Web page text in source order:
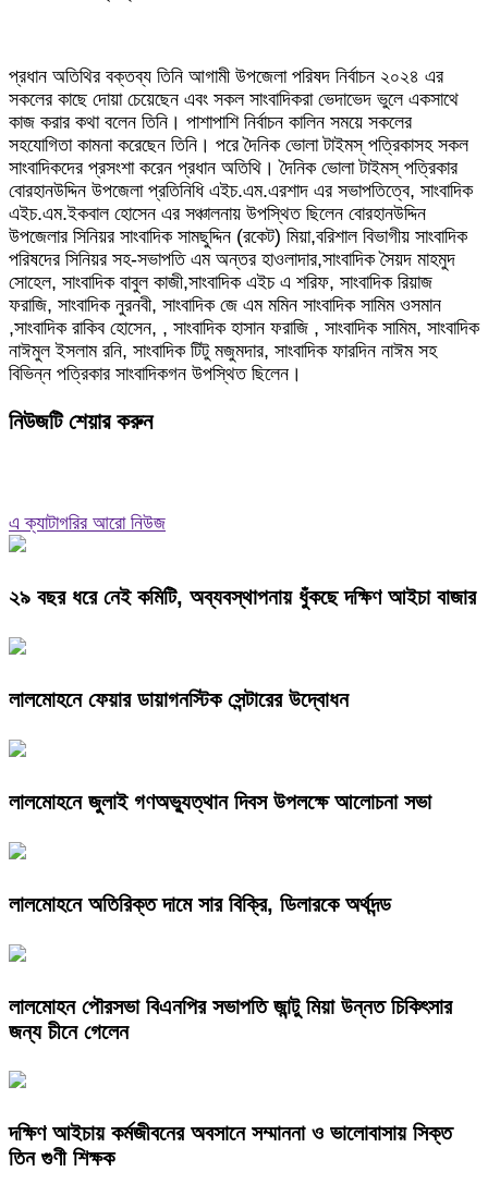
প্রধান অতিথির বক্তব্য তিনি আগামী উপজেলা পরিষদ নির্বাচন ২০২৪ এর
সকলের কাছে দোয়া চেয়েছেন এবং সকল সাংবাদিকরা ভেদাভেদ ভুলে একসাথে
কাজ করার কথা বলেন তিনি। পাশাপাশি নির্বাচন কালিন সময়ে সকলের
সহযোগিতা কামনা করেছেন তিনি। পরে দৈনিক ভোলা টাইমস্ পত্রিকাসহ সকল
সাংবাদিকদের প্রসংশা করেন প্রধান অতিথি। দৈনিক ভোলা টাইমস্ পত্রিকার
বোরহানউদ্দিন উপজেলা প্রতিনিধি এইচ.এম.এরশাদ এর সভাপতিত্বে, সাংবাদিক
এইচ.এম.ইকবাল হোসেন এর সঞ্চালনায় উপস্থিত ছিলেন বোরহানউদ্দিন
উপজেলার সিনিয়র সাংবাদিক সামছুদ্দিন (রকেট) মিয়া,বরিশাল বিভাগীয় সাংবাদিক
পরিষদের সিনিয়র সহ-সভাপতি এম অন্তর হাওলাদার,সাংবাদিক সৈয়দ মাহমুদ
সোহেল, সাংবাদিক বাবুল কাজী,সাংবাদিক এইচ এ শরিফ, সাংবাদিক রিয়াজ
ফরাজি, সাংবাদিক নুরনবী, সাংবাদিক জে এম মমিন সাংবাদিক সামিম ওসমান
,সাংবাদিক রাকিব হোসেন, , সাংবাদিক হাসান ফরাজি , সাংবাদিক সামিম, সাংবাদিক
নাঈমুল ইসলাম রনি, সাংবাদিক টিটু মজুমদার, সাংবাদিক ফারদিন নাঈম সহ
বিভিন্ন পত্রিকার সাংবাদিকগন উপস্থিত ছিলেন।
নিউজটি শেয়ার করুন
এ ক্যাটাগরির আরো নিউজ
২৯ বছর ধরে নেই কমিটি, অব্যবস্থাপনায় ধুঁকছে দক্ষিণ আইচা বাজার
লালমোহনে ফেয়ার ডায়াগনস্টিক সেন্টারের উদ্বোধন
লালমোহনে জুলাই গণঅভ্যুত্থান দিবস উপলক্ষে আলোচনা সভা
লালমোহনে অতিরিক্ত দামে সার বিক্রি, ডিলারকে অর্থদন্ড
লালমোহন পৌরসভা বিএনপির সভাপতি জান্টু মিয়া উন্নত চিকিৎসার
জন্য চীনে গেলেন
দক্ষিণ আইচায় কর্মজীবনের অবসানে সম্মাননা ও ভালোবাসায় সিক্ত
তিন গুণী শিক্ষক